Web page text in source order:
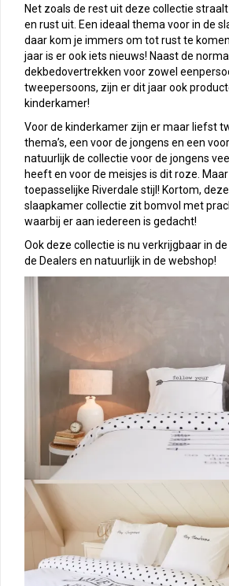
Net zoals de rest uit deze collectie
en rust uit. Een ideaal thema voor in de
daar kom je immers om tot rust te
jaar is er ook iets nieuws! Naast de
dekbedovertrekken voor zowel
tweepersoons, zijn er dit jaar ook
kinderkamer!
Voor de kinderkamer zijn er maar liefst
thema’s, een voor de jongens en een
natuurlijk de collectie voor de jongens
heeft en voor de meisjes is dit roze.
toepasselijke Riverdale stijl! Kortom,
slaapkamer collectie zit bomvol met
waarbij er aan iedereen is gedacht!
Ook deze collectie is nu verkrijgbaar in
de Dealers en natuurlijk in de webshop!